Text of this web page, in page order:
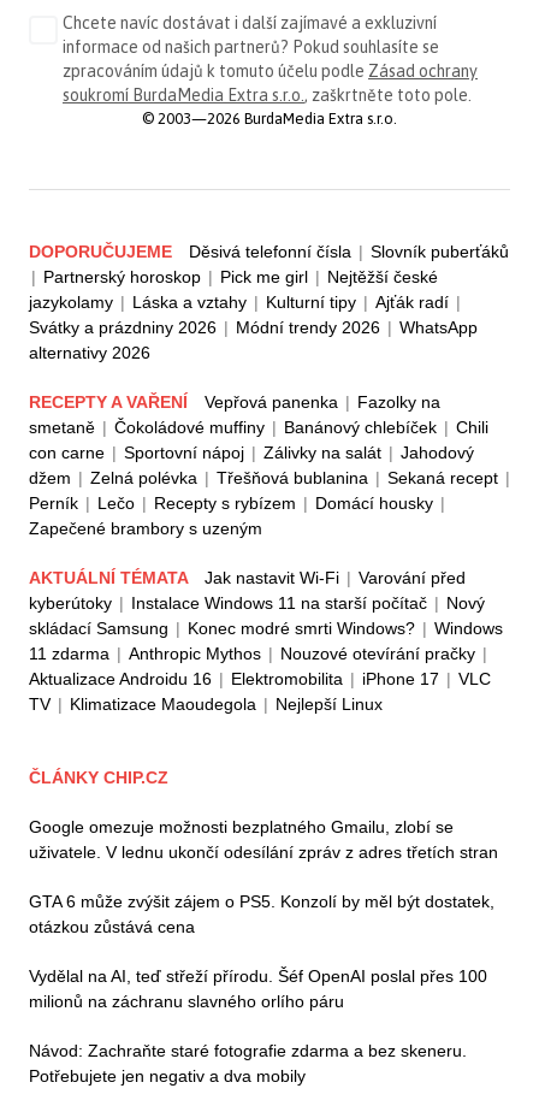
Chcete navíc dostávat i další zajímavé a exkluzivní
informace od našich partnerů? Pokud souhlasíte se
zpracováním údajů k tomuto účelu podle Zásad ochrany
soukromí BurdaMedia Extra s.r.o. , zaškrtněte toto pole.
© 2003—2026 BurdaMedia Extra s.r.o.
DOPORUČUJEME Děsivá telefonní čísla | Slovník puberťáků
| Partnerský horoskop | Pick me girl | Nejtěžší české
jazykolamy | Láska a vztahy | Kulturní tipy | Ajťák radí |
Svátky a prázdniny 2026 | Módní trendy 2026 | WhatsApp
alternativy 2026
RECEPTY A VAŘENÍ Vepřová panenka | Fazolky na
smetaně | Čokoládové muffiny | Banánový chlebíček | Chili
con carne | Sportovní nápoj | Zálivky na salát | Jahodový
džem | Zelná polévka | Třešňová bublanina | Sekaná recept |
Perník | Lečo | Recepty s rybízem | Domácí housky |
Zapečené brambory s uzeným
AKTUÁLNÍ TÉMATA Jak nastavit Wi-Fi | Varování před
kyberútoky | Instalace Windows 11 na starší počítač | Nový
skládací Samsung | Konec modré smrti Windows? | Windows
11 zdarma | Anthropic Mythos | Nouzové otevírání pračky |
Aktualizace Androidu 16 | Elektromobilita | iPhone 17 | VLC
TV | Klimatizace Maoudegola | Nejlepší Linux
ČLÁNKY CHIP.CZ
Google omezuje možnosti bezplatného Gmailu, zlobí se
uživatele. V lednu ukončí odesílání zpráv z adres třetích stran
GTA 6 může zvýšit zájem o PS5. Konzolí by měl být dostatek,
otázkou zůstává cena
Vydělal na AI, teď střeží přírodu. Šéf OpenAI poslal přes 100
milionů na záchranu slavného orlího páru
Návod: Zachraňte staré fotografie zdarma a bez skeneru.
Potřebujete jen negativ a dva mobily